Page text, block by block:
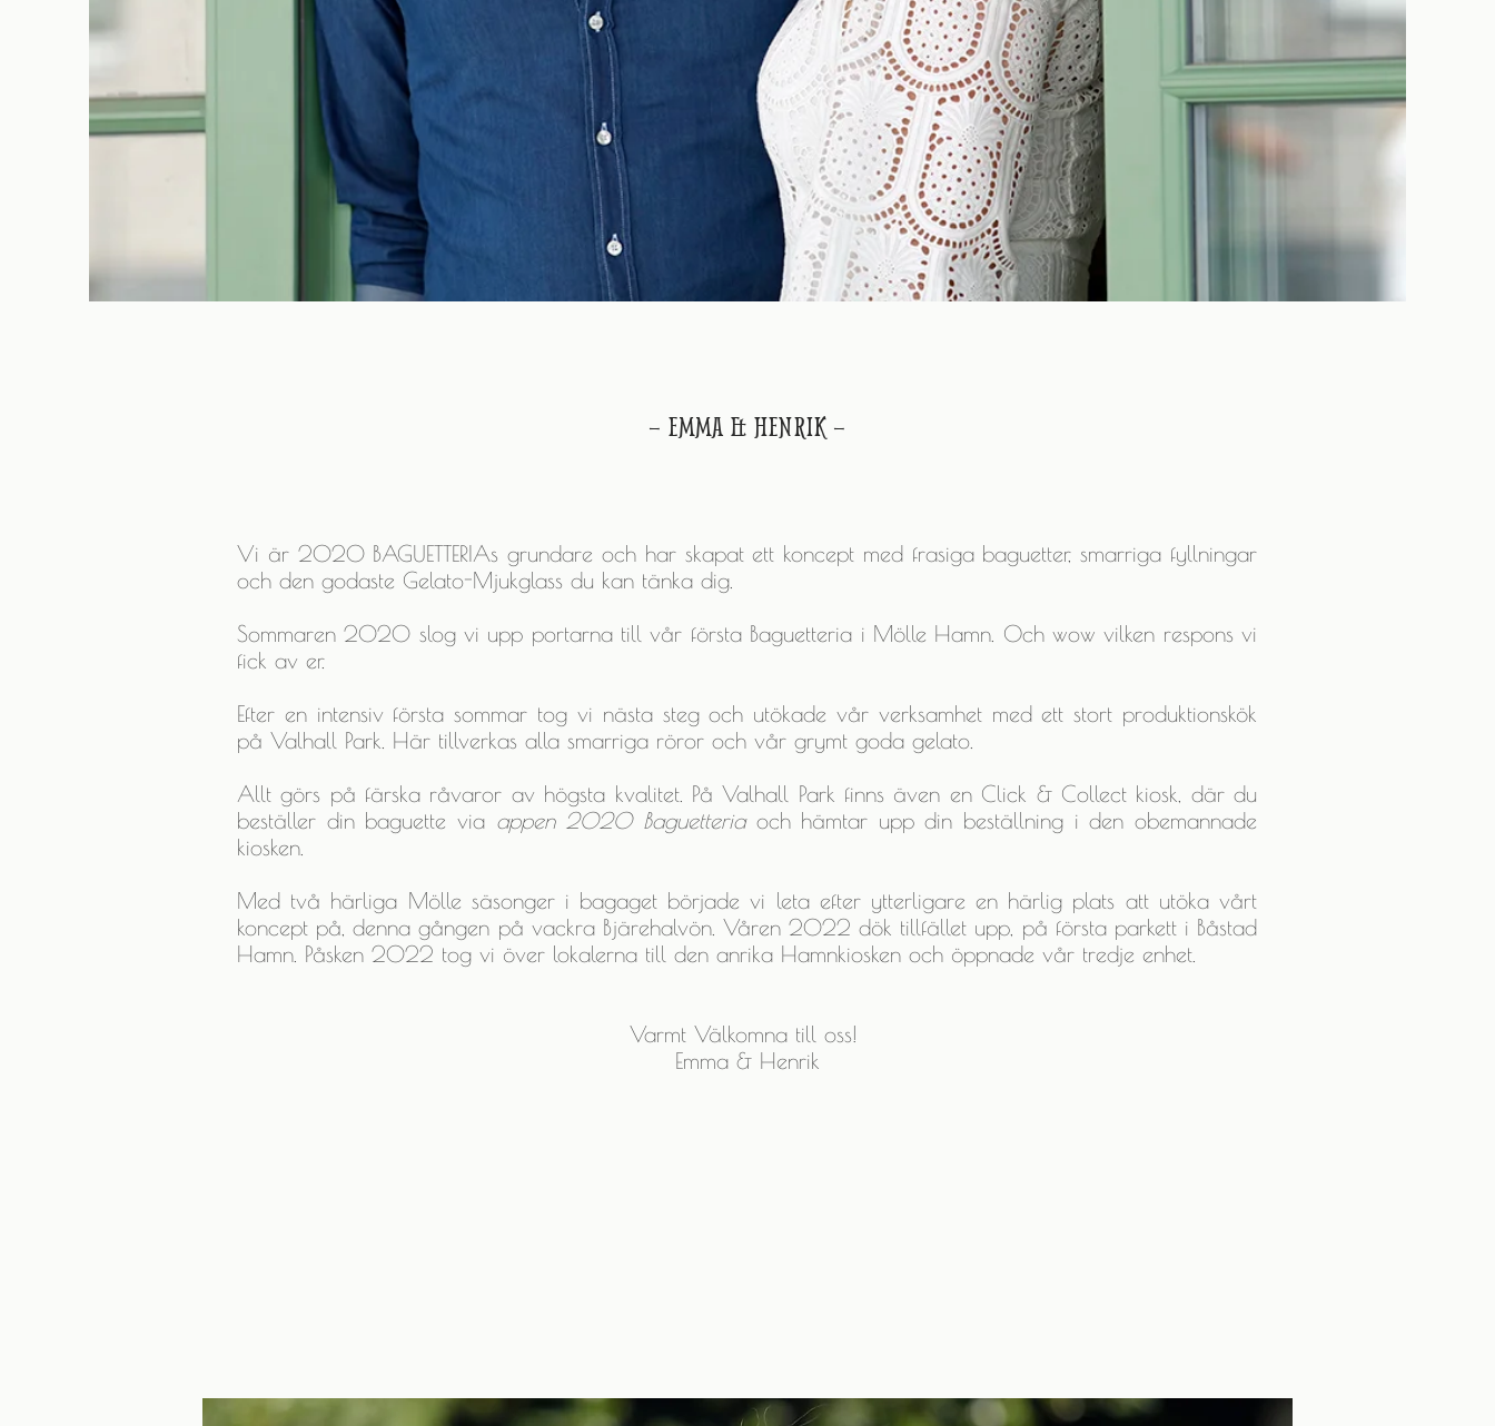
— EMMA & HENRIK —
Vi är 2020 BAGUETTERIAs grundare och har skapat ett koncept med frasiga baguetter, smarriga fyllningar
och den godaste Gelato-Mjukglass du kan tänka dig.
Sommaren 2020 slog vi upp portarna till vår första Baguetteria i Mölle Hamn. Och wow vilken respons vi
fick av er.
Efter en intensiv första sommar tog vi nästa steg och utökade vår verksamhet med ett stort produktionskök
på Valhall Park. Här tillverkas alla smarriga röror och vår grymt goda gelato.
Allt görs på färska råvaror av högsta kvalitet. På Valhall Park finns även en Click & Collect kiosk, där du
beställer din baguette via appen 2020 Baguetteriaoch hämtar upp din beställning i den obemannade
kiosken.
Med två härliga Mölle säsonger i bagaget började vi leta efter ytterligare en härlig plats att utöka vårt
koncept på, denna gången på vackra Bjärehalvön. Våren 2022 dök tillfället upp, på första parkett i Båstad
Hamn. Påsken 2022 tog vi över lokalerna till den anrika Hamnkiosken och öppnade vår tredje enhet.
Varmt Välkomna till oss!
Emma & Henrik